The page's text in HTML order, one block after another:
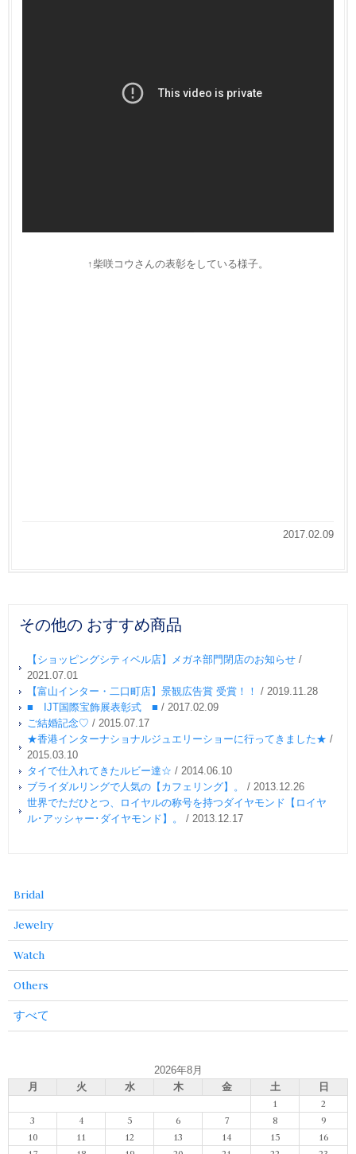
↑柴咲コウさんの表彰をしている様子。
2017.02.09
その他の おすすめ商品
【ショッピングシティベル店】メガネ部門閉店のお知らせ /
2021.07.01
【富山インター・二口町店】景観広告賞 受賞！！ /2019.11.28
■ IJT国際宝飾展表彰式 ■ /2017.02.09
ご結婚記念♡ /2015.07.17
★香港インターナショナルジュエリーショーに行ってきました★ /
2015.03.10
タイで仕入れてきたルビー達☆ /2014.06.10
ブライダルリングで人気の【カフェリング】。
/2013.12.26
世界でただひとつ、ロイヤルの称号を持つダイヤモンド【ロイヤ
ル･アッシャー･ダイヤモンド】。
/2013.12.17
Bridal
Jewelry
Watch
Others
すべて
2026年8月
月
火 水 木 金 土 日
1
2
3
4 5 6 7 8
9
10
11 12 13 14 15
16